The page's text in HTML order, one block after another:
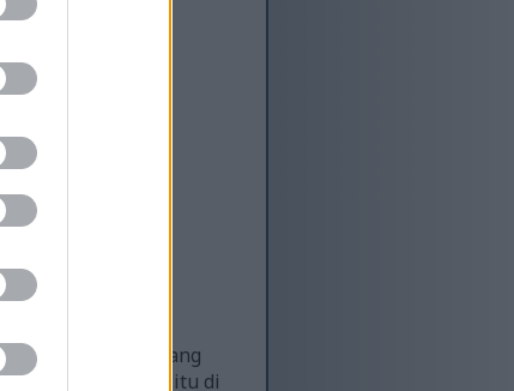
sesi kardio yang
pasangan itu di